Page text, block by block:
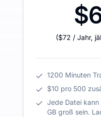
($72 / Jahr,
1200 Minuten
$10 pro 500
Jede Datei
GB groß sein.